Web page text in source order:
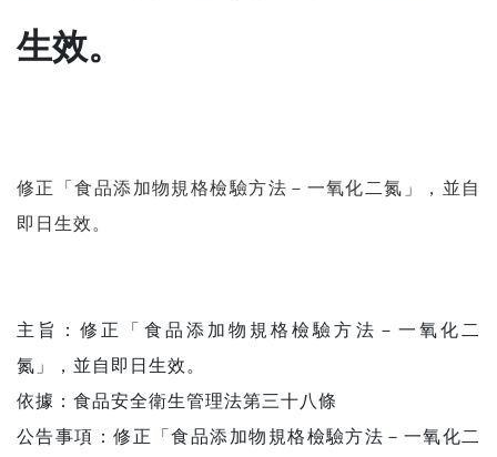
生效。
修正「食品添加物規格檢驗方法－一氧化二氮」，並自
即日生效。
主旨：修正「食品添加物規格檢驗方法－一氧化二
氮」，並自即日生效。
依據：食品安全衛生管理法第三十八條
公告事項：修正「食品添加物規格檢驗方法－一氧化二